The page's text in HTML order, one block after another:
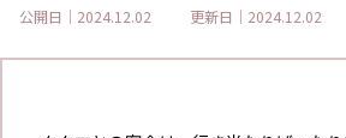
公開日｜2024.12.02 更新日｜2024.12.02